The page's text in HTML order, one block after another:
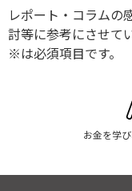
レポート・コラムの
討等に参考にさせて
※は必須項目です。
お金を学